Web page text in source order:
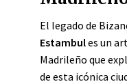
El legado de
Estambules un
Madrileño que
de esta icónica